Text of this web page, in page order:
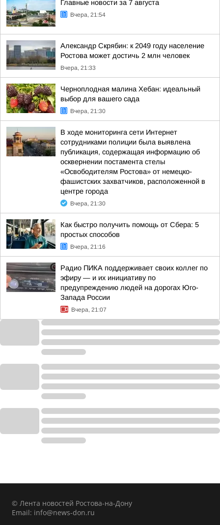
Главные новости за 7 августа
Вчера, 21:54
Александр Скрябин: к 2049 году население
Ростова может достичь 2 млн человек
Вчера, 21:33
Черноплодная малина Хебан: идеальный
выбор для вашего сада
Вчера, 21:30
В ходе мониторинга сети Интернет
сотрудниками полиции была выявлена
публикация, содержащая информацию об
осквернении постамента стелы
«Освободителям Ростова» от немецко-
фашистских захватчиков, расположенной в
центре города
Вчера, 21:30
Как быстро получить помощь от Сбера: 5
простых способов
Вчера, 21:16
Радио ПИКА поддерживает своих коллег по
эфиру — и их инициативу по
предупреждению людей на дорогах Юго-
Запада России
Вчера, 21:07
© Лента новостей Ростова-на-Дону
Email: info@news-don.ru